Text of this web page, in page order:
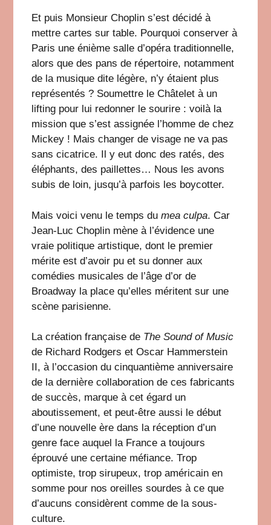
Et puis Monsieur Choplin s’est décidé à
mettre cartes sur table. Pourquoi conserver à
Paris une énième salle d’opéra traditionnelle,
alors que des pans de répertoire, notamment
de la musique dite légère, n’y étaient plus
représentés ? Soumettre le Châtelet à un
lifting pour lui redonner le sourire : voilà la
mission que s’est assignée l’homme de chez
Mickey ! Mais changer de visage ne va pas
sans cicatrice. Il y eut donc des ratés, des
éléphants, des paillettes… Nous les avons
subis de loin, jusqu’à parfois les boycotter.
Mais voici venu le temps dumea culpa. Car
Jean-Luc Choplin mène à l’évidence une
vraie politique artistique, dont le premier
mérite est d’avoir pu et su donner aux
comédies musicales de l’âge d’or de
Broadway la place qu’elles méritent sur une
scène parisienne.
La création française de The Sound of Music
de Richard Rodgers et Oscar Hammerstein
II, à l’occasion du cinquantième anniversaire
de la dernière collaboration de ces fabricants
de succès, marque à cet égard un
aboutissement, et peut-être aussi le début
d’une nouvelle ère dans la réception d’un
genre face auquel la France a toujours
éprouvé une certaine méfiance. Trop
optimiste, trop sirupeux, trop américain en
somme pour nos oreilles sourdes à ce que
d’aucuns considèrent comme de la sous-
culture.